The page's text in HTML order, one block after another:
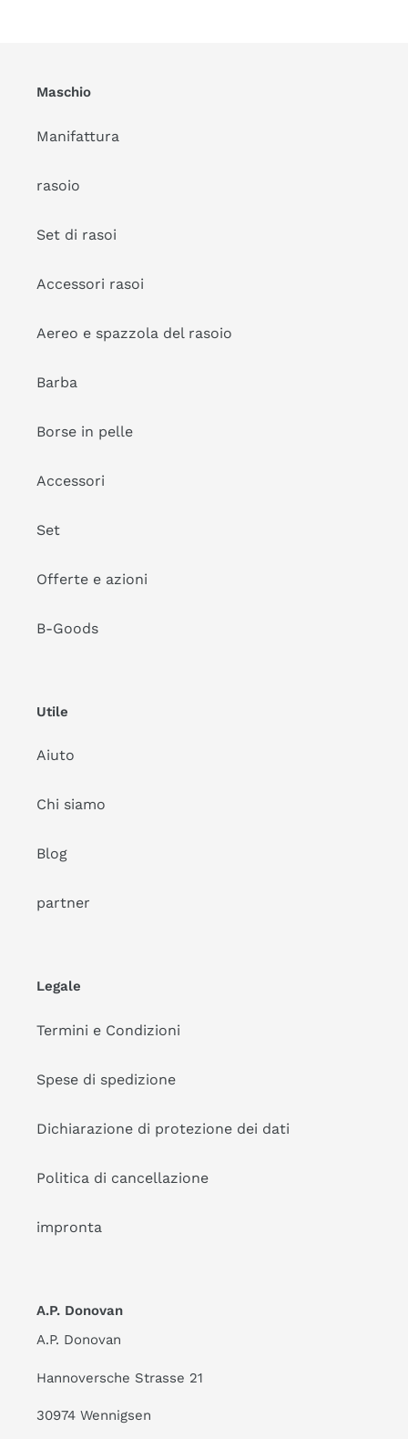
Maschio
Manifattura
rasoio
Set di rasoi
Accessori rasoi
Aereo e spazzola del rasoio
Barba
Borse in pelle
Accessori
Set
Offerte e azioni
B-Goods
Utile
Aiuto
Chi siamo
Blog
partner
Legale
Termini e Condizioni
Spese di spedizione
Dichiarazione di protezione dei dati
Politica di cancellazione
impronta
A.P. Donovan
A.P. Donovan
Hannoversche Strasse 21
30974 Wennigsen